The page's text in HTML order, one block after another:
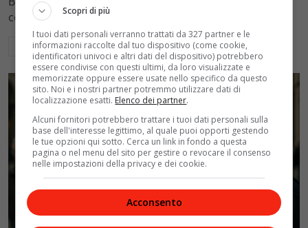
conduttrice.
Leggi di più
Scopri di più
I tuoi dati personali verranno trattati da 327 partner e le
informazioni raccolte dal tuo dispositivo (come cookie,
identificatori univoci e altri dati del dispositivo) potrebbero
essere condivise con questi ultimi, da loro visualizzate e
memorizzate oppure essere usate nello specifico da questo
sito. Noi e i nostri partner potremmo utilizzare dati di
localizzazione esatti. Elenco dei partner.
Alcuni fornitori potrebbero trattare i tuoi dati personali sulla
base dell'interesse legittimo, al quale puoi opporti gestendo
le tue opzioni qui sotto. Cerca un link in fondo a questa
pagina o nel menu del sito per gestire o revocare il consenso
nelle impostazioni della privacy e dei cookie.
Acconsento